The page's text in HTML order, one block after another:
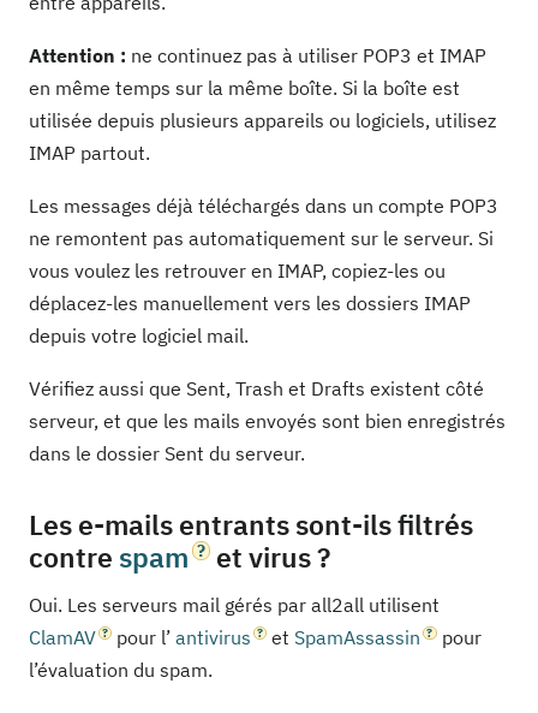
Attention : ne continuez pas à utiliser POP3 et IMAP
en même temps sur la même boîte. Si la boîte est
utilisée depuis plusieurs appareils ou logiciels, utilisez
IMAP partout.
Les messages déjà téléchargés dans un compte POP3
ne remontent pas automatiquement sur le serveur. Si
vous voulez les retrouver en IMAP, copiez-les ou
déplacez-les manuellement vers les dossiers IMAP
depuis votre logiciel mail.
Vérifiez aussi que Sent, Trash et Drafts existent côté
serveur, et que les mails envoyés sont bien enregistrés
dans le dossier Sent du serveur.
Les e-mails entrants sont-ils filtrés
contre spam et virus ?
Oui. Les serveurs mail gérés par all2all utilisent
ClamAV
pour l’ antivirus et SpamAssassin
pour
l’évaluation du spam.